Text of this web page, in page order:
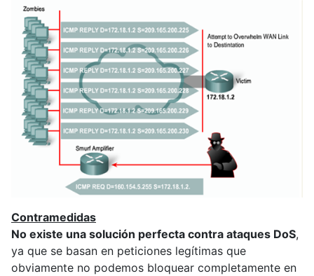
Contramedidas
No existe una solución perfecta contra ataques DoS,
ya que se basan en peticiones legítimas que
obviamente no podemos bloquear completamente en